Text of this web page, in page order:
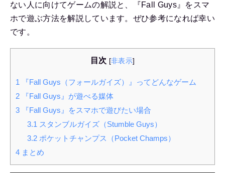
ない人に向けてゲームの解説と、『Fall Guys』をスマ
ホで遊ぶ方法を解説しています。ぜひ参考になれば幸い
です。
目次 [非表示]
1 『Fall Guys（フォールガイズ）』ってどんなゲーム
2 『Fall Guys』が遊べる媒体
3 『Fall Guys』をスマホで遊びたい場合
3.1スタンブルガイズ（Stumble Guys）
3.2ポケットチャンプス（Pocket Champs）
4 まとめ